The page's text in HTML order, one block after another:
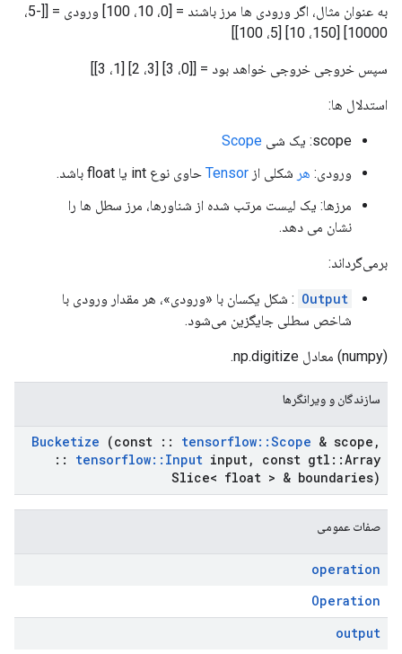
به عنوان مثال، اگر ورودی ها مرز باشند = [0، 10، 100] ورودی = [[-5،
10000] [150، 10] [5، 100]]
سپس خروجی خروجی خواهد بود = [[0، 3] [3، 2] [1، 3]]
استدلال ها:
scope: یک شی
Scope
ورودی: هر شکلی از Tensor حاوی نوع int یا float باشد.
مرزها: یک لیست مرتب شده از شناورها، مرز سطل ها را
نشان می دهد.
برمی‌گرداند:
Output : شکل یکسان با «ورودی»، هر مقدار ورودی با
شاخص سطلی جایگزین می‌شود.
(numpy) معادل np.digitize.
سازندگان و ویرانگرها
Bucketize (const :: tensorflow::Scope & scope ,
::
tensorflow:: Input input, const gtl ::Array
Slice< float > & boundaries)
صفات عمومی
operation
Operation
output